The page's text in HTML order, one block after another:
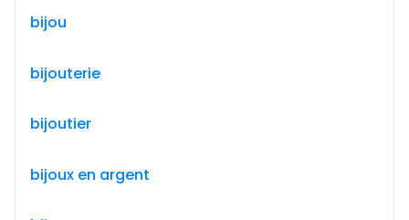
bijou
bijouterie
bijoutier
bijoux en argent